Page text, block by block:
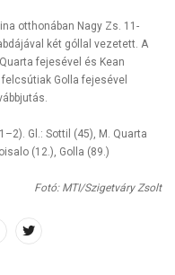
otthonában Nagy Zs. 11-
két góllal vezetett. A
fejesével és Kean
Golla fejesével
Gl.: Sottil (45), M. Quarta
(12.), Golla (89.)
Fotó: MTI/Szigetváry Zsolt